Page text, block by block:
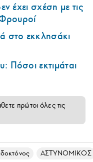
έχει σχέση με τις
στο εκκλησάκι
Πόσοι εκτιμάται
πρώτοι όλες τις
ΑΣΤΥΝΟΜΙΚΟΣ